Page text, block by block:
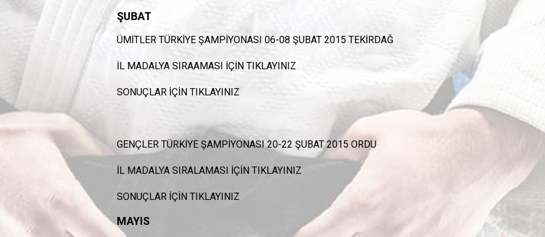
Video Galeri
Basında Biz
ŞUBAT
ÜMİTLER TÜRKİYE ŞAMPİYONASI 06-08 ŞUBAT 2015 TEKİRDAĞ
İL MADALYA SIRAAMASI İÇİNTIKLAYINIZ
SONUÇLAR İÇİNTIKLAYINIZ
GENÇLER TÜRKİYE ŞAMPİYONASI 20-22 ŞUBAT 2015 ORDU
İL MADALYA SIRALAMASI İÇİNTIKLAYINIZ
SONUÇLAR İÇİNTIKLAYINIZ
MAYIS